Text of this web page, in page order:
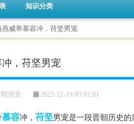
知识分类
燕威帝慕容冲，苻坚男宠
，苻坚男宠
历史 2022-12-19 03:02:01
慕容冲， 苻坚男宠是一段晋朝历史